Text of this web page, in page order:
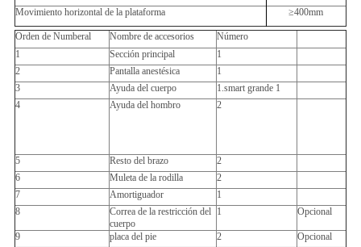
Movimiento horizontal de la plataforma ≥400mm
Orden de Numberal Nombre de accesorios
Número
1
Sección principal
1
2
Pantalla anestésica
1
3
Ayuda del cuerpo
1.smart grande 1
4
Ayuda del hombro 2
5 Resto del brazo
2
6
Muleta de la rodilla
2
7
Amortiguador
1
8
Correa de la restricción del
cuerpo
1 Opcional
9 placa del pie 2 Opcional